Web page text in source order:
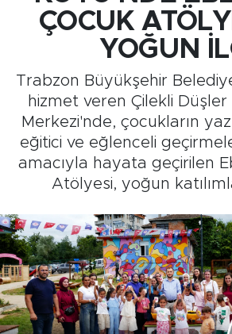
ÇOCUK
YOĞUN
Trabzon Büyükşehir
hizmet veren Çilekli
Merkezi'nde, çocukların
eğitici ve eğlenceli
amacıyla hayata geçirilen
Atölyesi, yoğun
Medya
Siyaset
Teknoloji
GURBETTEN SILAYA
Foto Galeri
Köşe Yazarları
Manşet